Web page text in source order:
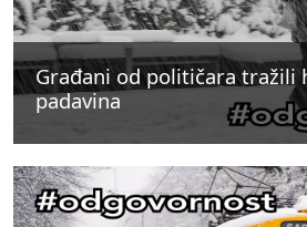
Građani od političara tražili
padavina
Građani od političara tražili
padavina
Građani od političara tražili
padavina